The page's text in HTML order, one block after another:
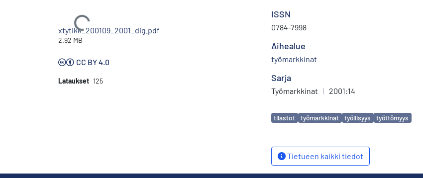
Ladataan...
xtytikk_200109_2001_dig.pdf
2.92 MB
CC BY 4.0
Lataukset 125
ISSN
0784-7998
Aihealue
työmarkkinat
Sarja
Työmarkkinat | 2001:14
Avainsanat
tilastot työmarkkinat työllisyys työttömyys
Tietueen kaikki tiedot